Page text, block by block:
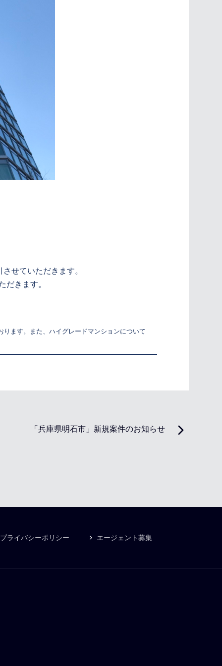
せていただきます。
きます。
ます。また、ハイグレードマンションについて
「兵庫県明石市」新規案件のお知らせ
プライバシーポリシー エージェント募集